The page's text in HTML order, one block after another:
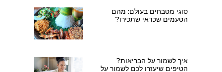
סוגי מטבחים בעולם: מהם
הטעמים שכדאי שתכירו?
איך לשמור על הבריאות?
הטיפים שיעזרו לכם לשמור על